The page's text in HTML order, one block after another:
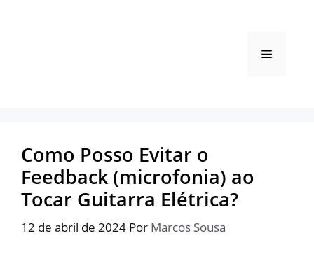
Menu
Como Posso Evitar o
Feedback (microfonia) ao
Tocar Guitarra Elétrica?
12 de abril de 2024 Por Marcos Sousa